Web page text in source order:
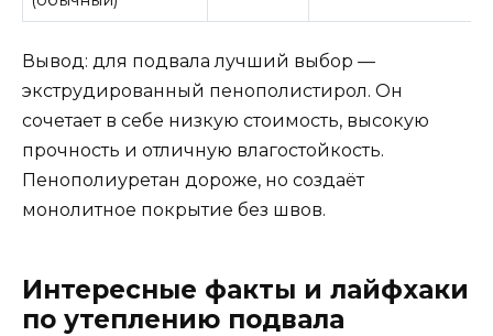
Вывод: для подвала лучший выбор —
экструдированный пенополистирол. Он
сочетает в себе низкую стоимость, высокую
прочность и отличную влагостойкость.
Пенополиуретан дороже, но создаёт
монолитное покрытие без швов.
Интересные факты и лайфхаки
по утеплению подвала